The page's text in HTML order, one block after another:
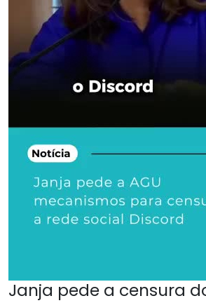
Janja pede a censura